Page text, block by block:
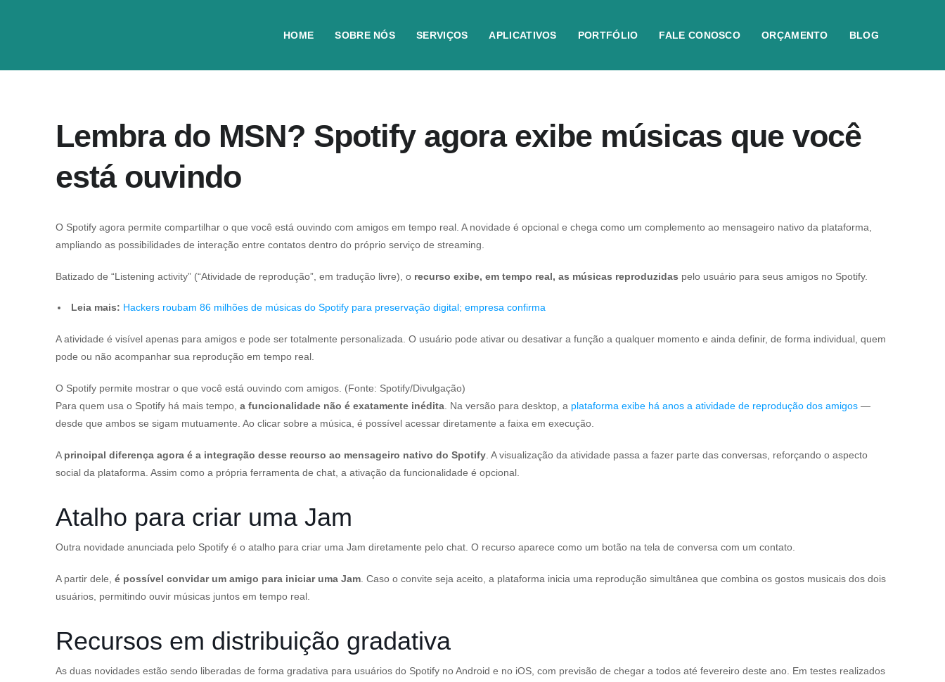
HOME SOBRE NÓS SERVIÇOS APLICATIVOS PORTFÓLIO FALE CONOSCO ORÇAMENTO BLOG
Lembra do MSN? Spotify agora exibe músicas que você
está ouvindo
O Spotify agora permite compartilhar o que você está ouvindo com amigos em tempo real. A novidade é opcional e chega como um complemento ao mensageiro nativo da plataforma,
ampliando as possibilidades de interação entre contatos dentro do próprio serviço de streaming.
Batizado de “Listening activity” (“Atividade de reprodução”, em tradução livre), o recurso exibe, em tempo real, as músicas reproduzidas pelo usuário para seus amigos no Spotify.
Leia mais: Hackers roubam 86 milhões de músicas do Spotify para preservação digital; empresa confirma
A atividade é visível apenas para amigos e pode ser totalmente personalizada. O usuário pode ativar ou desativar a função a qualquer momento e ainda definir, de forma individual, quem
pode ou não acompanhar sua reprodução em tempo real.
O Spotify permite mostrar o que você está ouvindo com amigos. (Fonte: Spotify/Divulgação)
Para quem usa o Spotify há mais tempo, a funcionalidade não é exatamente inédita . Na versão para desktop, a plataforma exibe há anos a atividade de reprodução dos amigos —
desde que ambos se sigam mutuamente. Ao clicar sobre a música, é possível acessar diretamente a faixa em execução.
A principal diferença agora é a integração desse recurso ao mensageiro nativo do Spotify . A visualização da atividade passa a fazer parte das conversas, reforçando o aspecto
social da plataforma. Assim como a própria ferramenta de chat, a ativação da funcionalidade é opcional.
Atalho para criar uma Jam
Outra novidade anunciada pelo Spotify é o atalho para criar uma Jam diretamente pelo chat. O recurso aparece como um botão na tela de conversa com um contato.
A partir dele, é possível convidar um amigo para iniciar uma Jam . Caso o convite seja aceito, a plataforma inicia uma reprodução simultânea que combina os gostos musicais dos dois
usuários, permitindo ouvir músicas juntos em tempo real.
Recursos em distribuição gradativa
As duas novidades estão sendo liberadas de forma gradativa para usuários do Spotify no Android e no iOS, com previsão de chegar a todos até fevereiro deste ano. Em testes realizados